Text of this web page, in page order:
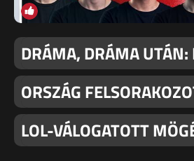
DRÁMA, DRÁMA UTÁN:
ORSZÁG
LOL-VÁLOGATOTT